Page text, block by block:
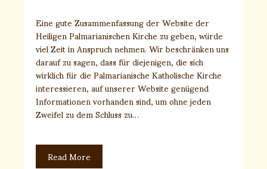
Eine gute Zusammenfassung der Website der
Heiligen Palmarianischen Kirche zu geben, würde
viel Zeit in Anspruch nehmen. Wir beschränken uns
darauf zu sagen, dass für diejenigen, die sich
wirklich für die Palmarianische Katholische Kirche
interessieren, auf unserer Website genügend
Informationen vorhanden sind, um ohne jeden
Zweifel zu dem Schluss zu…
Read More